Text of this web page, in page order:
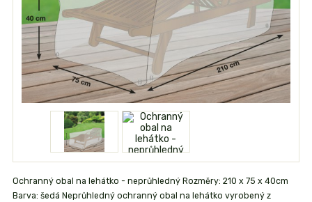
Ochranný obal na lehátko - neprůhledný Rozměry: 210 x 75 x 40cm
Barva: šedá Neprůhledný ochranný obal na lehátko vyrobený z